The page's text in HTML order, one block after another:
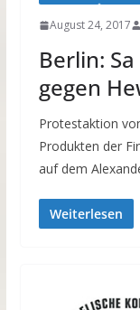
August 24, 2017
Berlin:
gegen
Protestaktion
Produkten der
auf dem
Weiterlesen